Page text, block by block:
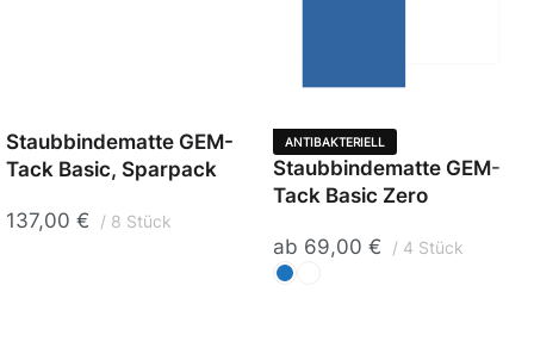
Staubbindematte GEM-
Tack Basic, Sparpack
137,00 € 8 Stück
ANTIBAKTERIELL
Staubbindematte GEM-
Tack Basic Zero
ab 69,00 € 4 Stück